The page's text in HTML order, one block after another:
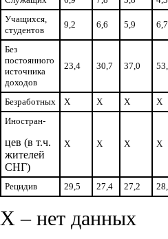
Учащихся,
студентов
9,2 6,6 5,9 6,7
Без
постоянного
источника
доходов
23,4 30,7 37,0
Безработных X X X
X
Иностран-
цев (в т.ч.
жителей
СНГ)
X X X X
Рецидив 29,5 27,4 27,2
Х – нет данных